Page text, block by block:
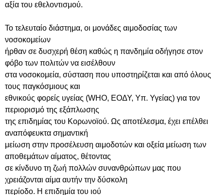
αξία του εθελοντισμού.
Το τελευταίο διάστημα, οι μονάδες αιμοδοσίας των
νοσοκομείων
ήρθαν σε δυσχερή θέση καθώς η πανδημία οδήγησε στον
φόβο των πολιτών να εισέλθουν
στα νοσοκομεία, σύσταση που υποστηρίζεται και από όλους
τους παγκόσμιους και
εθνικούς φορείς υγείας (WHO, ΕΟΔΥ, Υπ. Υγείας) για τον
περιορισμό της εξάπλωσης
της επιδημίας του Κορωνοϊού. Ως αποτέλεσμα, έχει επέλθει
αναπόφευκτα σημαντική
μείωση στην προσέλευση αιμοδοτών και οξεία μείωση των
αποθεμάτων αίματος, θέτοντας
σε κίνδυνο τη ζωή πολλών συνανθρώπων μας που
χρειάζονται αίμα αυτήν την δύσκολη
περίοδο. Η επιδημία του ιού